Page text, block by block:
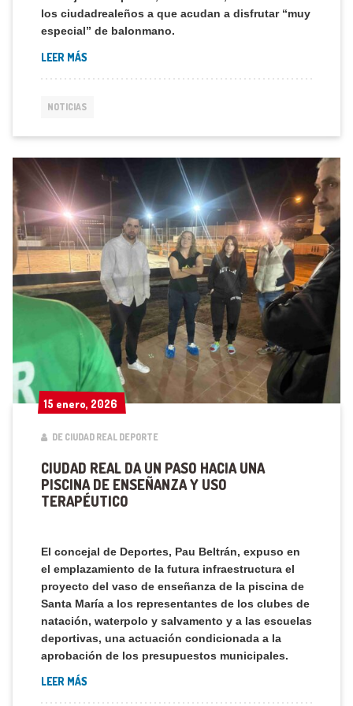
los ciudadrealeños a que acudan a disfrutar “muy
especial” de balonmano.
LEER MÁS
NOTICIAS
15 enero, 2026
15 enero, 2026
DE CIUDAD REAL DEPORTE
CIUDAD REAL DA UN PASO HACIA UNA
PISCINA DE ENSEÑANZA Y USO
TERAPÉUTICO
El concejal de Deportes, Pau Beltrán, expuso en
el emplazamiento de la futura infraestructura el
proyecto del vaso de enseñanza de la piscina de
Santa María a los representantes de los clubes de
natación, waterpolo y salvamento y a las escuelas
deportivas, una actuación condicionada a la
aprobación de los presupuestos municipales.
LEER MÁS